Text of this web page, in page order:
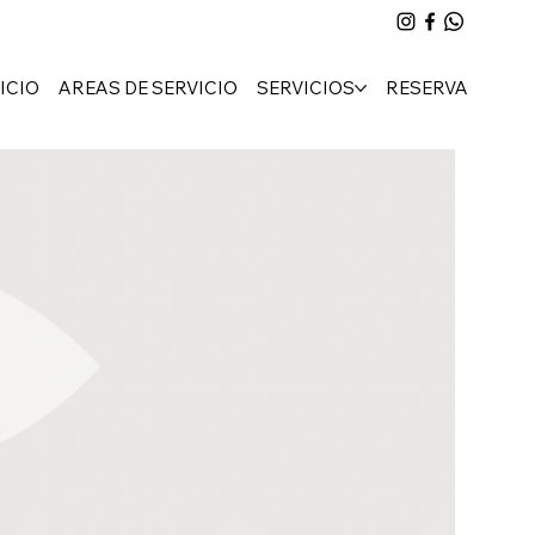
AREAS DE SERVICIO SERVICIOS RESERVA